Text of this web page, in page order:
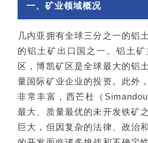
一、矿业领域概况
几内亚拥有全球三分之一的铝
的铝土矿出口国之一。铝土
区，博凯矿区是全球最大的铝
量国际矿业企业的投资。此外
非常丰富，西芒杜（
最大、质量最优的未开发铁矿
巨大，但因复杂的法律、政治